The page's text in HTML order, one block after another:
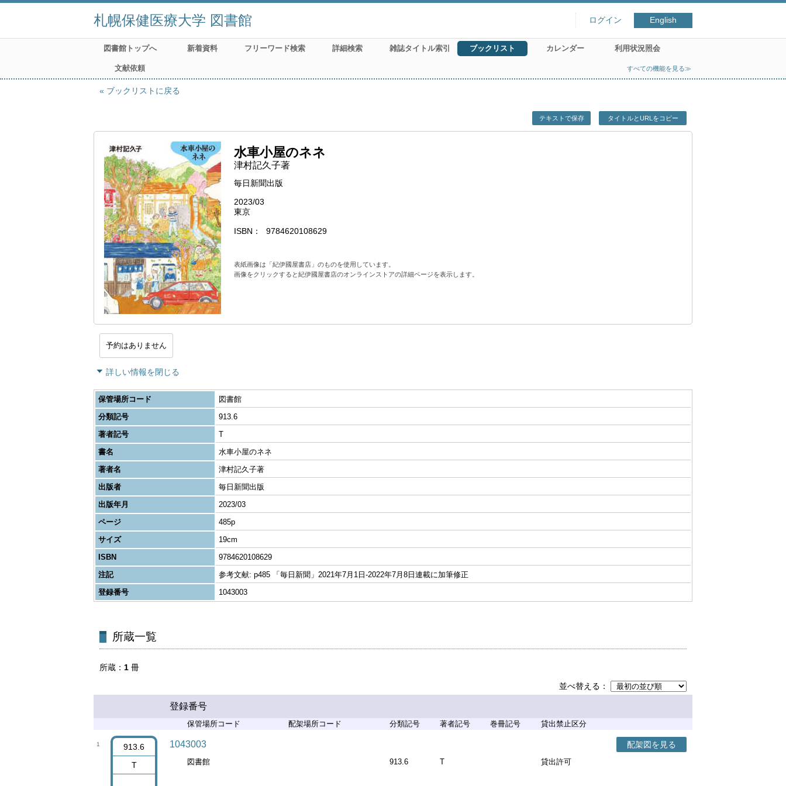
札幌保健医療大学 図書館 ログイン English
図書館トップへ 新着資料 フリーワード検索 詳細検索 雑誌タイトル索引 ブックリスト カレンダー 利用状況照会
文献依頼 すべての機能を見る≫
ブックリストに戻る
テキストで保存 タイトルとURLをコピー
水車小屋のネネ
津村記久子著
毎日新聞出版
2023/03
東京
ISBN 9784620108629
表紙画像は「紀伊國屋書店」のものを使用しています。
画像をクリックすると紀伊國屋書店のオンラインストアの詳細ページを表示します。
予約はありません
詳しい情報を閉じる
保管場所コード
図書館
分類記号
913.6
著者記号
T
書名
水車小屋のネネ
著者名
津村記久子著
出版者
毎日新聞出版
出版年月
2023/03
ページ
485p
サイズ
19cm
ISBN
9784620108629
注記
参考文献: p485 「毎日新聞」2021年7月1日-2022年7月8日連載に加筆修正
登録番号
1043003
所蔵一覧
所蔵 1 冊
並べ替える
登録番号
保管場所コード 配架場所コード 分類記号 著者記号 巻冊記号 貸出禁止区分
1
913.6
T
1043003 配架図を見る
図書館 913.6 T 貸出許可